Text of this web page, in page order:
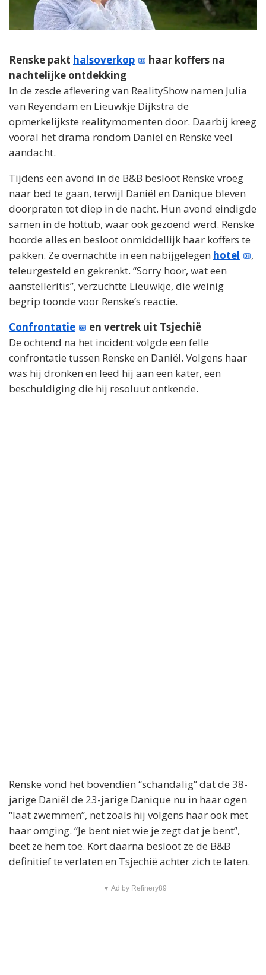
Renske pakt halsoverkop
haar koffers na
nachtelijke ontdekking
In de zesde aflevering van RealityShow namen Julia
van Reyendam en Lieuwkje Dijkstra de
opmerkelijkste realitymomenten door. Daarbij kreeg
vooral het drama rondom Daniël en Renske veel
aandacht.
Tijdens een avond in de B&B besloot Renske vroeg
naar bed te gaan, terwijl Daniël en Danique bleven
doorpraten tot diep in de nacht. Hun avond eindigde
samen in de hottub, waar ook gezoend werd. Renske
hoorde alles en besloot onmiddellijk haar koffers te
pakken. Ze overnachtte in een nabijgelegen hotel
,
teleurgesteld en gekrenkt. “Sorry hoor, wat een
aanstelleritis”, verzuchtte Lieuwkje, die weinig
begrip toonde voor Renske’s reactie.
Confrontatie
en vertrek uit Tsjechië
De ochtend na het incident volgde een felle
confrontatie tussen Renske en Daniël. Volgens haar
was hij dronken en leed hij aan een kater, een
beschuldiging die hij resoluut ontkende.
Renske vond het bovendien “schandalig” dat de 38-
jarige Daniël de 23-jarige Danique nu in haar ogen
“laat zwemmen”, net zoals hij volgens haar ook met
haar omging. “Je bent niet wie je zegt dat je bent”,
beet ze hem toe. Kort daarna besloot ze de B&B
definitief te verlaten en Tsjechië achter zich te laten.
▼ Ad by Refinery89